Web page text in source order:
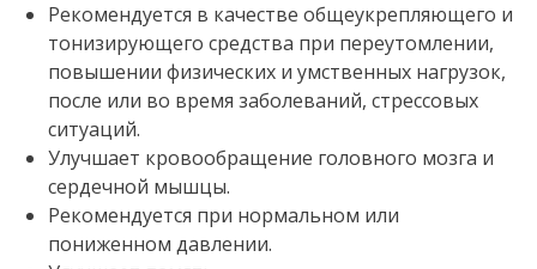
Рекомендуется в качестве общеукрепляющего и
тонизирующего средства при переутомлении,
повышении физических и умственных нагрузок,
после или во время заболеваний, стрессовых
ситуаций.
Улучшает кровообращение головного мозга и
сердечной мышцы.
Рекомендуется при нормальном или
пониженном давлении.